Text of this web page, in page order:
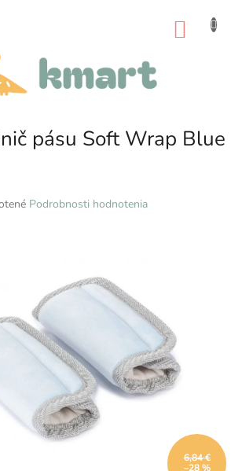
pásu Soft Wrap Blue
Podrobnosti hodnotenia
6,84 €
–28 %